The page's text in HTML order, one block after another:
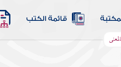
قائمة الكتب